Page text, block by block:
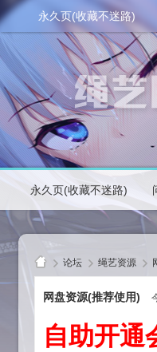
永久页(收藏不迷路)
永久页(收藏不迷路)
论坛 绳艺资源
网盘资源(推荐使用)
自助开通